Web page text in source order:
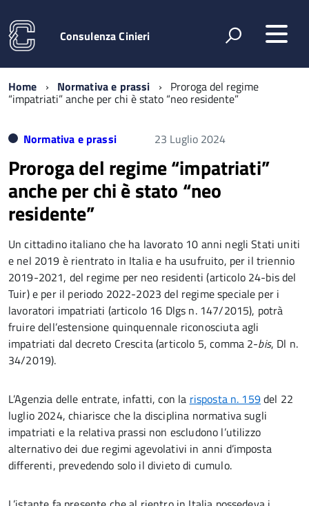
Consulenza Cinieri
Home Normativa e prassi Proroga del regime
“impatriati” anche per chi è stato “neo residente”
Normativa e prassi 23 Luglio 2024
Proroga del regime “impatriati”
anche per chi è stato “neo
residente”
Un cittadino italiano che ha lavorato 10 anni negli Stati uniti
e nel 2019 è rientrato in Italia e ha usufruito, per il triennio
2019-2021, del regime per neo residenti (articolo 24-bis del
Tuir) e per il periodo 2022-2023 del regime speciale per i
lavoratori impatriati (articolo 16 Dlgs n. 147/2015), potrà
fruire dell’estensione quinquennale riconosciuta agli
impatriati dal decreto Crescita (articolo 5, comma 2-bis, Dl n.
34/2019).
L’Agenzia delle entrate, infatti, con la risposta n. 159del 22
luglio 2024, chiarisce che la disciplina normativa sugli
impatriati e la relativa prassi non escludono l’utilizzo
alternativo dei due regimi agevolativi in anni d’imposta
differenti, prevedendo solo il divieto di cumulo.